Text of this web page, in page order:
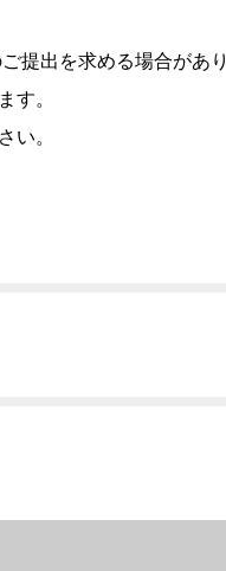
提出を求める場合があり
す。
い。